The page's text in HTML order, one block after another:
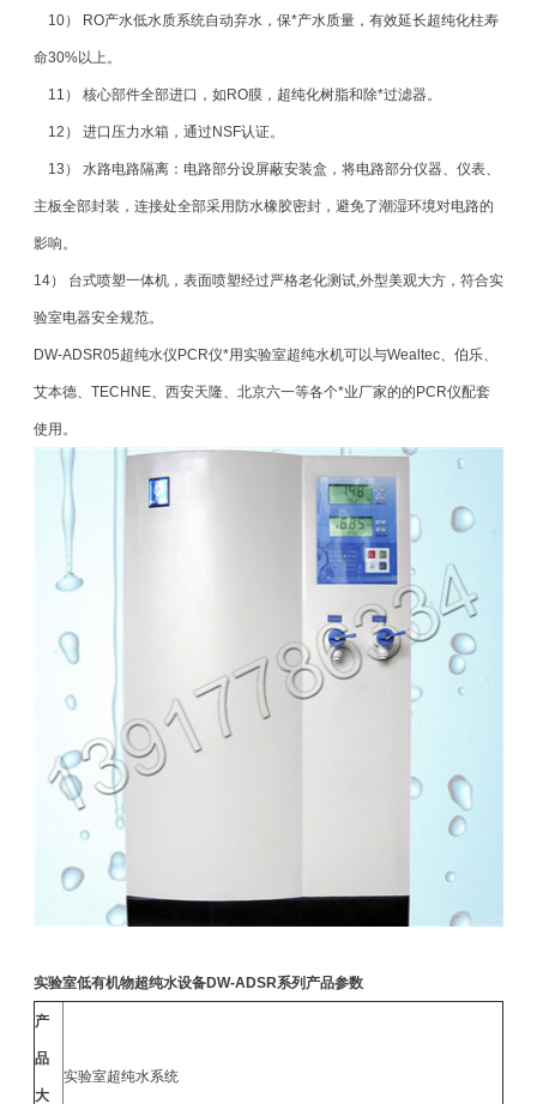
10） RO产水低水质系统自动弃水，保*产水质量，有效延长超纯化柱寿
命30%以上。
11） 核心部件全部进口，如RO膜，超纯化树脂和除*过滤器。
12） 进口压力水箱，通过NSF认证。
13） 水路电路隔离：电路部分设屏蔽安装盒，将电路部分仪器、仪表、
主板全部封装，连接处全部采用防水橡胶密封，避免了潮湿环境对电路的
影响。
14） 台式喷塑一体机，表面喷塑经过严格老化测试,外型美观大方，符合实
验室电器安全规范。
DW-ADSR05超纯水仪PCR仪*用实验室超纯水机可以与Wealtec、伯乐、
艾本德、TECHNE、西安天隆、北京六一等各个*业厂家的的PCR仪配套
使用。
实验室低有机物超纯水设备DW-ADSR系列 产品参数
产
品
大
实验室超纯水系统